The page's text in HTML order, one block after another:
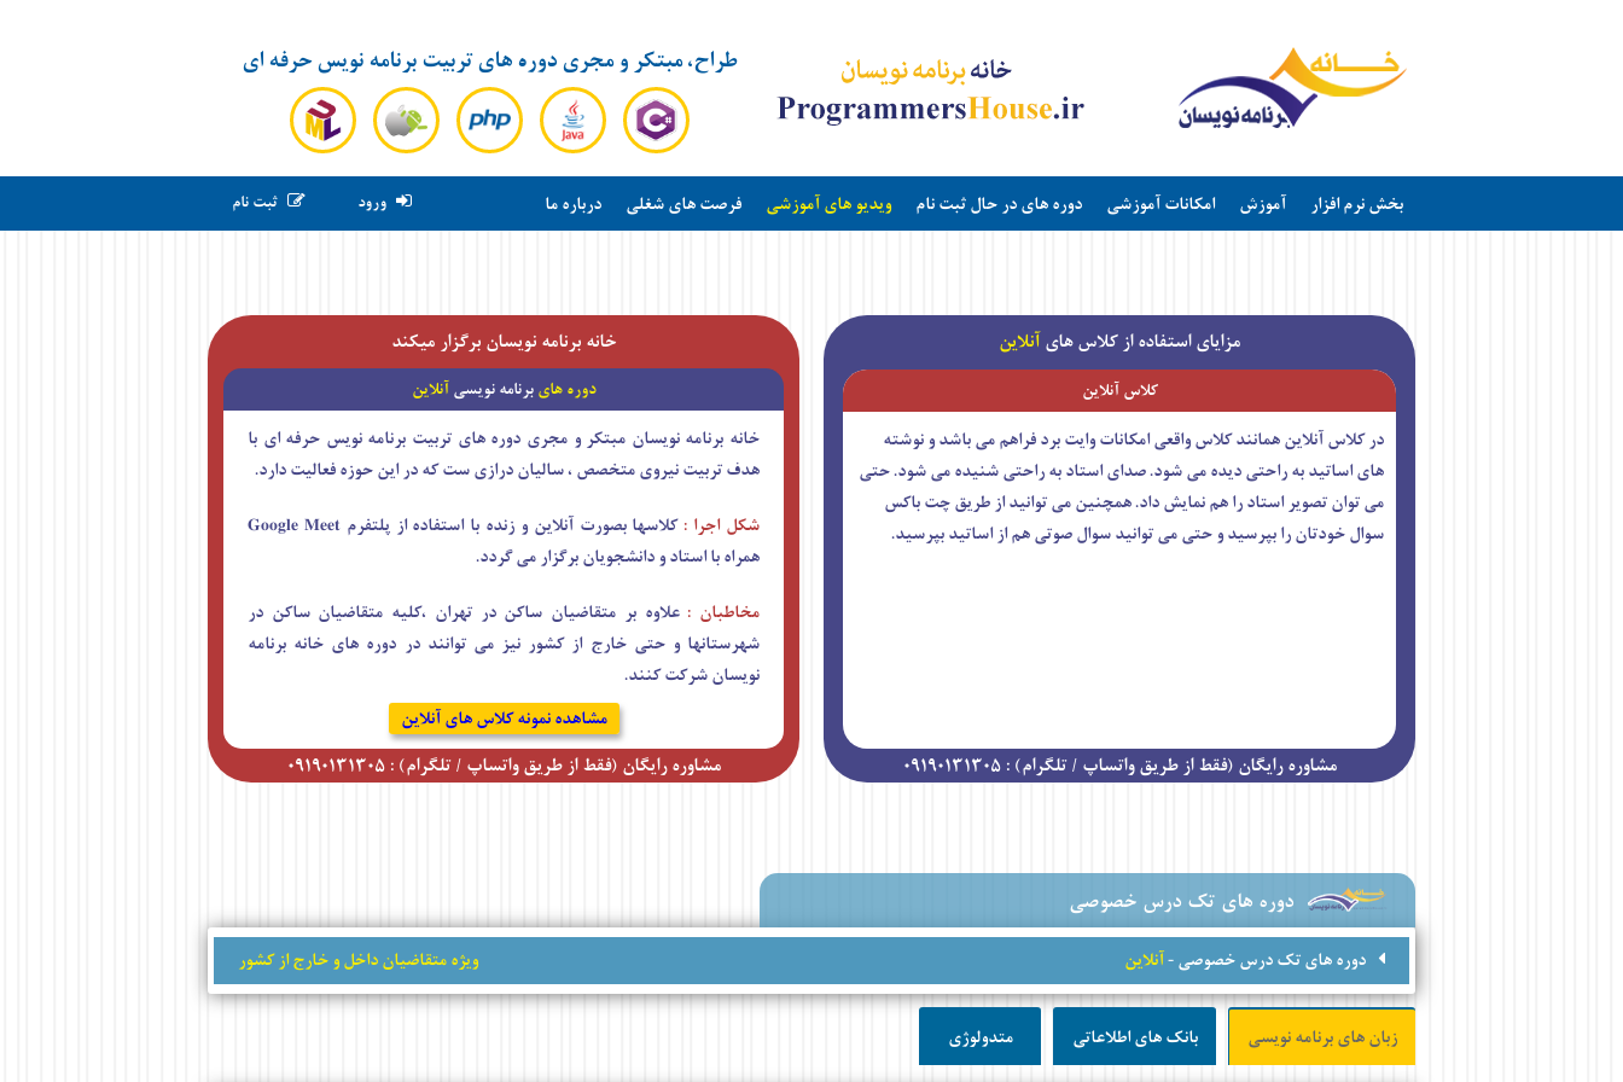
طراح، مبتکر و مجری دوره های تربیت برنامه نویس حرفه ای
ورود ثبت نام بخش نرم افزار آموزش امکانات آموزشی دوره های در حال ثبت نام ویدیو های آموزشی فرصت های شغلی درباره ما
مزایای استفاده از کلاس هایآنلاین
کلاس آنلاین
در کلاس آنلاین همانند کلاس واقعی امکانات وایت برد فراهم می باشد و نوشته
های اساتید به راحتی دیده می شود. صدای استاد به راحتی شنیده می شود. حتی
می توان تصویر استاد را هم نمایش داد. همچنین می توانید از طریق چت باکس
سوال خودتان را بپرسید و حتی می توانید سوال صوتی هم از اساتید بپرسید.
مشاوره رایگان (فقط از طریق واتساپ / تلگرام) : ۰۹۱۹۰۱۳۱۳۰۵
خانه برنامه نویسان برگزار میکند
دوره هایبرنامه نویسیآنلاین
خانه برنامه نویسان مبتکر و مجری دوره های تربیت برنامه نویس حرفه ای با
هدف تربیت نیروی متخصص ، سالیان درازی ست که در این حوزه فعالیت دارد.
شکل اجرا :
کلاسها بصورت آنلاین و زنده با استفاده از پلتفرم Google Meet
همراه با استاد و دانشجویان برگزار می گردد.
مخاطبان :علاوه بر متقاضیان ساکن در تهران ،کلیه متقاضیان ساکن در
شهرستانها و حتی خارج از کشور نیز می توانند در دوره های خانه برنامه
نویسان شرکت کنند.
مشاهده نمونه کلاس های آنلاین
مشاوره رایگان (فقط از طریق واتساپ / تلگرام) : ۰۹۱۹۰۱۳۱۳۰۵
دوره های تک درس خصوصی
دوره های تک درس خصوصی -آنلاین ویژه متقاضیان داخل و خارج از کشور
زبان های برنامه نویسی بانک های اطلاعاتی متدولوژی